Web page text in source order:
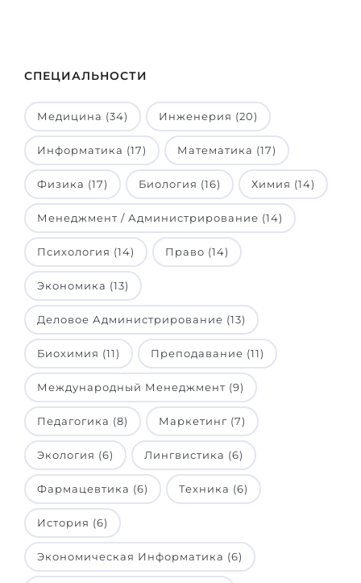
Штудиенколлеги
Курсы штудиенколлег
Freshman / Foundation
Подготовка к вузу
Подготовка к штудиенколлег
Специальные курсы
Математика
Портфолио
ГЕОГРАФИЯ
Земли
Города
ПРОФЕССИИ
Профессии
Специальности
Примеры вакансий
КАРЬЕРНОЕ ОРИЕНТИРОВАНИЕ
Тест Голланда
ПОСТУПАЕМ ПОСЛЕ...
Школы 11 классов
Школы 12 классов (NIS)
Колледжа
IB-Diploma
1 курса
2-3 курса
Бакалавриата
Магистратуры
ПОСТУПАЕМ НА...
Медицина
Инженерия
Физика
Менеджмент
Другая специальность
ПОСТУПАЕМ ИЗ...
СПЕЦИАЛЬНОСТИ
Медицина (34) Инженерия (20)
Информатика (17) Математика (17)
Физика (17) Биология (16) Химия (14)
Менеджмент / Администрирование (14)
Психология (14) Право (14)
Экономика (13)
Деловое Администрирование (13)
Биохимия (11) Преподавание (11)
Международный Менеджмент (9)
Педагогика (8) Маркетинг (7)
Экология (6) Лингвистика (6)
Фармацевтика (6) Техника (6)
История (6)
Экономическая Информатика (6)